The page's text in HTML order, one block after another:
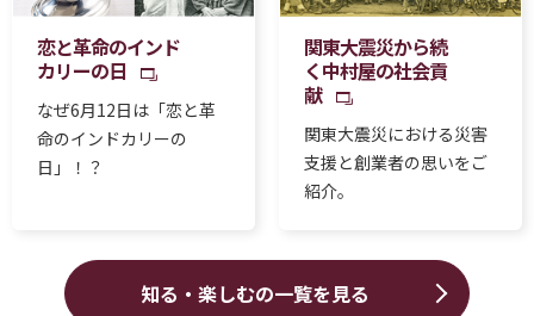
恋と革命のインド
カリーの日
なぜ6月12日は「恋と革
命のインドカリーの
日」！？
関東大震災から続
く中村屋の社会貢
献
関東大震災における災害
支援と創業者の思いをご
紹介。
知る・楽しむの一覧を見る